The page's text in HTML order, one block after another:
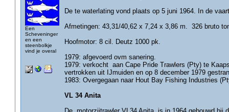
Een
Scheveninger
en een
steenbolkje
vind je overal
De te waterlating vond plaats op 5 juni 1964. In de
Afmetingen: 43,31/40,62 x 7,24 x 3,86 m. 326 bruto
Hoofmotor: 8 cil. Deutz 1000 pk.
1979: afgevoerd ovm sanering.
1979: verkocht aan Cape Pride Trawlers (Pty) te
vertrokken uit IJmuiden en op 8 december 1979
1983: Overgegaan naar Hout Bay Fishing Industries
VL 34 Anita